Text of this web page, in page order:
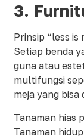
3.
Prinsip “less is
Setiap benda
guna atau
multifungsi
meja yang bisa
Tanaman hias
Tanaman